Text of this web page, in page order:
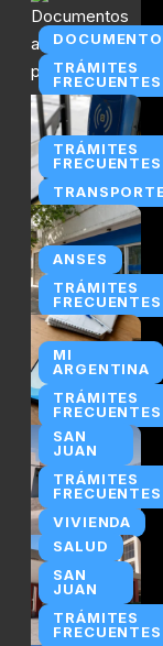
TRÁMITES
FRECUENTES
TRÁMITES
FRECUENTES
ANSES
TRÁMITES
FRECUENTES
MI
ARGENTINA
TRÁMITES
FRECUENTES
SAN
JUAN
TRÁMITES
FRECUENTES
VIVIENDA
SALUD
SAN
JUAN
TRÁMITES
FRECUENTES